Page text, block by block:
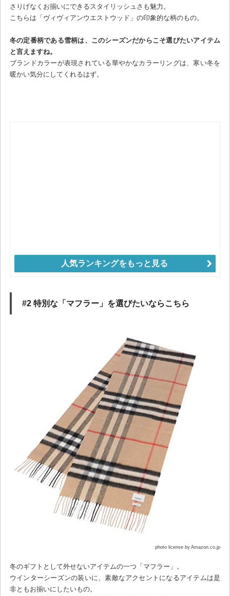
さりげなくお揃いにできるスタイリッシュさも魅力。
こちらは「ヴィヴィアンウエストウッド」の印象的な柄のもの。
冬の定番柄である雪柄は、このシーズンだからこそ選びたいアイテム
と言えますね。
ブランドカラーが表現されている華やかなカラーリングは、寒い冬を
暖かい気分にしてくれるはず。
人気ランキングをもっと見る
#2 特別な「マフラー」を選びたいならこちら
photo license by Amazon.co.jp
冬のギフトとして外せないアイテムの一つ「マフラー」。
ウインターシーズンの装いに、素敵なアクセントになるアイテムは是
非ともお揃いにしたいもの。